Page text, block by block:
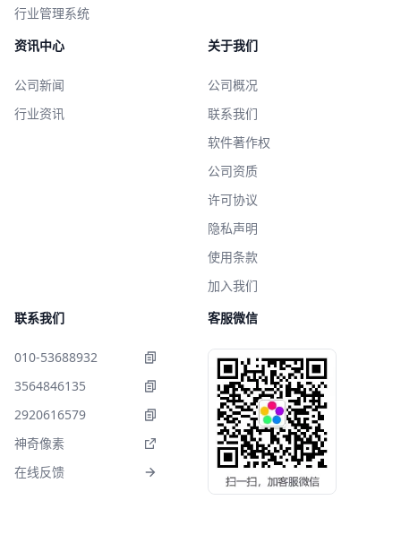
行业管理系统
资讯中心
公司新闻
行业资讯
关于我们
公司概况
联系我们
软件著作权
公司资质
许可协议
隐私声明
使用条款
加入我们
联系我们
010-53688932
3564846135
2920616579
神奇像素
在线反馈
客服微信